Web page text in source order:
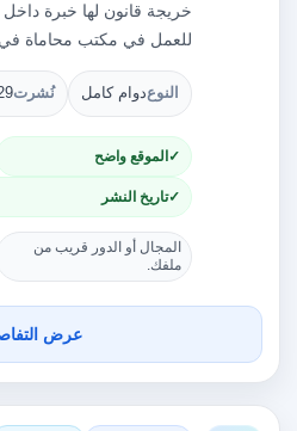
خريجة قانون لها خبرة
للعمل في مكتب محاماة
النوعدوام كامل نُشرت
الموقع واضح
تاريخ النشر
المجال أو الدور قريب من
ملفك.
عرض